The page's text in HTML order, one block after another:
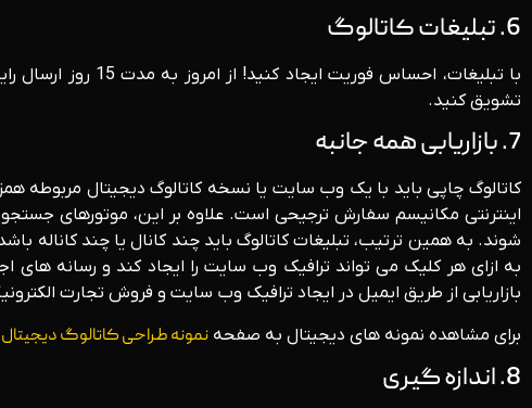
6. تبلیغات کاتالوگ
تشویق کنید.
7. بازاریابی همه جانبه
کاتالوگ چاپی باید با یک وب سایت یا نسخه کاتالوگ دیجیتال مربوطه
شوند. به همین ترتیب، تبلیغات کاتالوگ باید چند کانال یا چند
به ازای هر کلیک می تواند ترافیک وب سایت را ایجاد کند و رسانه های
بازاریابی از طریق ایمیل در ایجاد ترافیک وب سایت و فروش تجارت
برای مشاهده نمونه های دیجیتال به صفحه نمونه طراحی کاتالوگ دیجیتال
8. اندازه گیری